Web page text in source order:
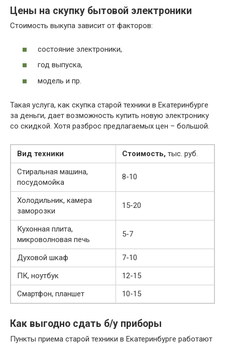
Цены на скупку бытовой электроники
Стоимость выкупа зависит от факторов:
состояние электроники,
год выпуска,
модель и пр.
Такая услуга, как скупка старой техники в Екатеринбурге
за деньги, дает возможность купить новую электронику
со скидкой. Хотя разброс предлагаемых цен – большой.
Вид техники Стоимость, тыс. руб.
Стиральная машина,
посудомойка
8-10
Холодильник, камера
заморозки
15-20
Кухонная плита,
микроволновая печь
5-7
Духовой шкаф
7-10
ПК, ноутбук
12-15
Смартфон, планшет
10-15
Как выгодно сдать б/у приборы
Пункты приема старой техники в Екатеринбурге работают